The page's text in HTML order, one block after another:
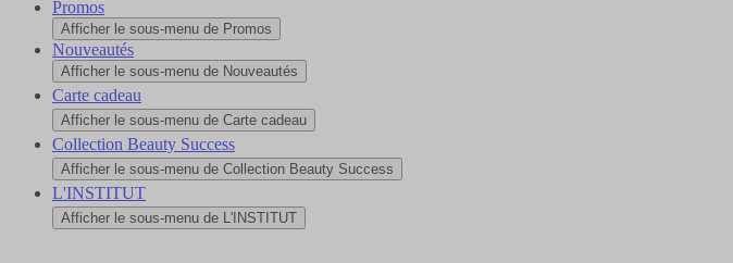
Promos
Afficher le sous-menu de Promos
Nouveautés
Afficher le sous-menu de Nouveautés
Carte cadeau
Afficher le sous-menu de Carte cadeau
Collection Beauty Success
Afficher le sous-menu de Collection Beauty Success
L'INSTITUT
Afficher le sous-menu de L'INSTITUT